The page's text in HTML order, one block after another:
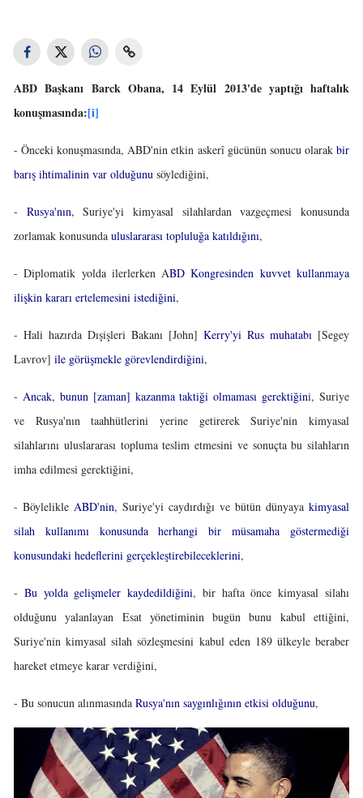
ABD Başkanı Barck Obana, 14 Eylül 2013'de yaptığı haftalık
konuşmasında:[i]
- Önceki konuşmasında, ABD'nin etkin askerî gücünün sonucu olarak bir
barış ihtimalinin var olduğunu söylediğini,
- Rusya'nın, Suriye'yi kimyasal silahlardan vazgeçmesi konusunda
zorlamak konusunda uluslararası topluluğa katıldığını,
- Diplomatik yolda ilerlerken ABD Kongresinden kuvvet kullanmaya
ilişkin kararı ertelemesini istediğini,
- Hali hazırda Dışişleri Bakanı [John] Kerry'yi Rus muhatabı [Segey
Lavrov] ile görüşmekle görevlendirdiğini,
- Ancak, bunun [zaman] kazanma taktiği olmaması gerektiğini, Suriye
ve Rusya'nın taahhütlerini yerine getirerek Suriye'nin kimyasal
silahlarını uluslararası topluma teslim etmesini ve sonuçta bu silahların
imha edilmesi gerektiğini,
- Böylelikle ABD'nin, Suriye'yi caydırdığı ve bütün dünyaya kimyasal
silah kullanımı konusunda herhangi bir müsamaha göstermediği
konusundaki hedeflerini gerçekleştirebileceklerini,
- Bu yolda gelişmeler kaydedildiğini, bir hafta önce kimyasal silahı
olduğunu yalanlayan Esat yönetiminin bugün bunu kabul ettiğini,
Suriye'nin kimyasal silah sözleşmesini kabul eden 189 ülkeyle beraber
hareket etmeye karar verdiğini,
- Bu sonucun alınmasında Rusya'nın saygınlığının etkisi olduğunu,